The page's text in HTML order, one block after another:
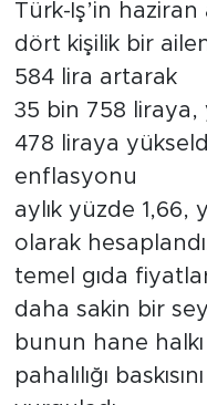
Türk-İş’in haziran
dört kişilik bir
584 lira artarak
35 bin 758 liraya,
478 liraya
enflasyonu
aylık yüzde 1,66,
olarak
temel gıda
daha sakin bir
bunun hane
pahalılığı